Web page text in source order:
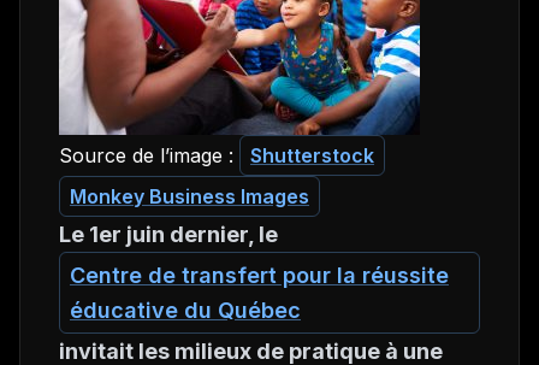
Source de l’image :
Shutterstock
Monkey Business Images
Le 1er juin dernier, le
Centre de transfert pour la réussite
éducative du Québec
invitait les milieux de pratique à une